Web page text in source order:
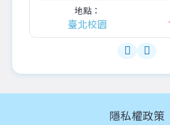
地點：
臺北校園
隱私權政策